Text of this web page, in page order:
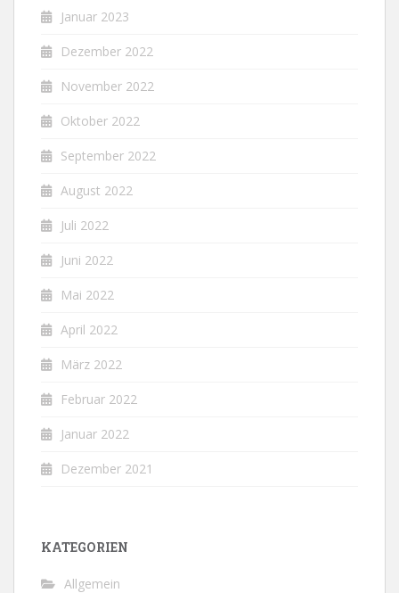
Januar 2023
Dezember 2022
November 2022
Oktober 2022
September 2022
August 2022
Juli 2022
Juni 2022
Mai 2022
April 2022
März 2022
Februar 2022
Januar 2022
Dezember 2021
KATEGORIEN
Allgemein